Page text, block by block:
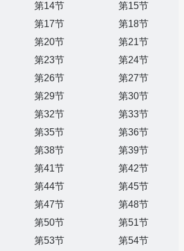
第14节
第15节
第17节
第18节
第20节
第21节
第23节
第24节
第26节
第27节
第29节
第30节
第32节
第33节
第35节
第36节
第38节
第39节
第41节
第42节
第44节
第45节
第47节
第48节
第50节
第51节
第53节
第54节